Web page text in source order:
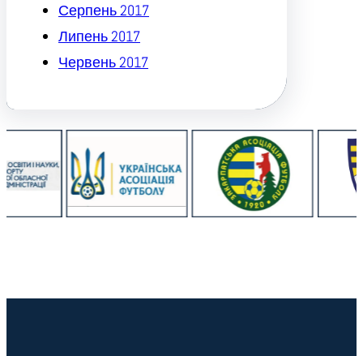
Серпень 2017
Липень 2017
Червень 2017